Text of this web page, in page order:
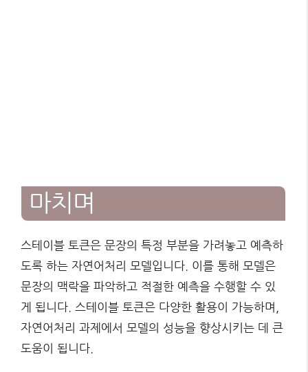
마치며
스테이블 토큰은 문장의 특정 부분을 가려놓고 예측하
도록 하는 자연어처리 모델입니다. 이를 통해 모델은
문장의 맥락을 파악하고 적절한 예측을 수행할 수 있
게 됩니다. 스테이블 토큰은 다양한 활용이 가능하며,
자연어처리 과제에서 모델의 성능을 향상시키는 데 큰
도움이 됩니다.